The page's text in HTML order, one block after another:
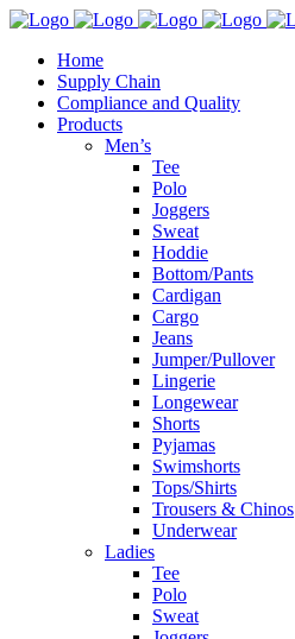
Home
Supply Chain
Compliance and Quality
Products
Men’s
Tee
Polo
Joggers
Sweat
Hoddie
Bottom/Pants
Cardigan
Cargo
Jeans
Jumper/Pullover
Lingerie
Longewear
Shorts
Pyjamas
Swimshorts
Tops/Shirts
Trousers & Chinos
Underwear
Ladies
Tee
Polo
Sweat